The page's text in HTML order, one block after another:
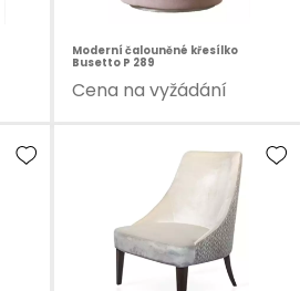
Moderní čalouněné křesílko
Busetto P 289
Cena na vyžádání